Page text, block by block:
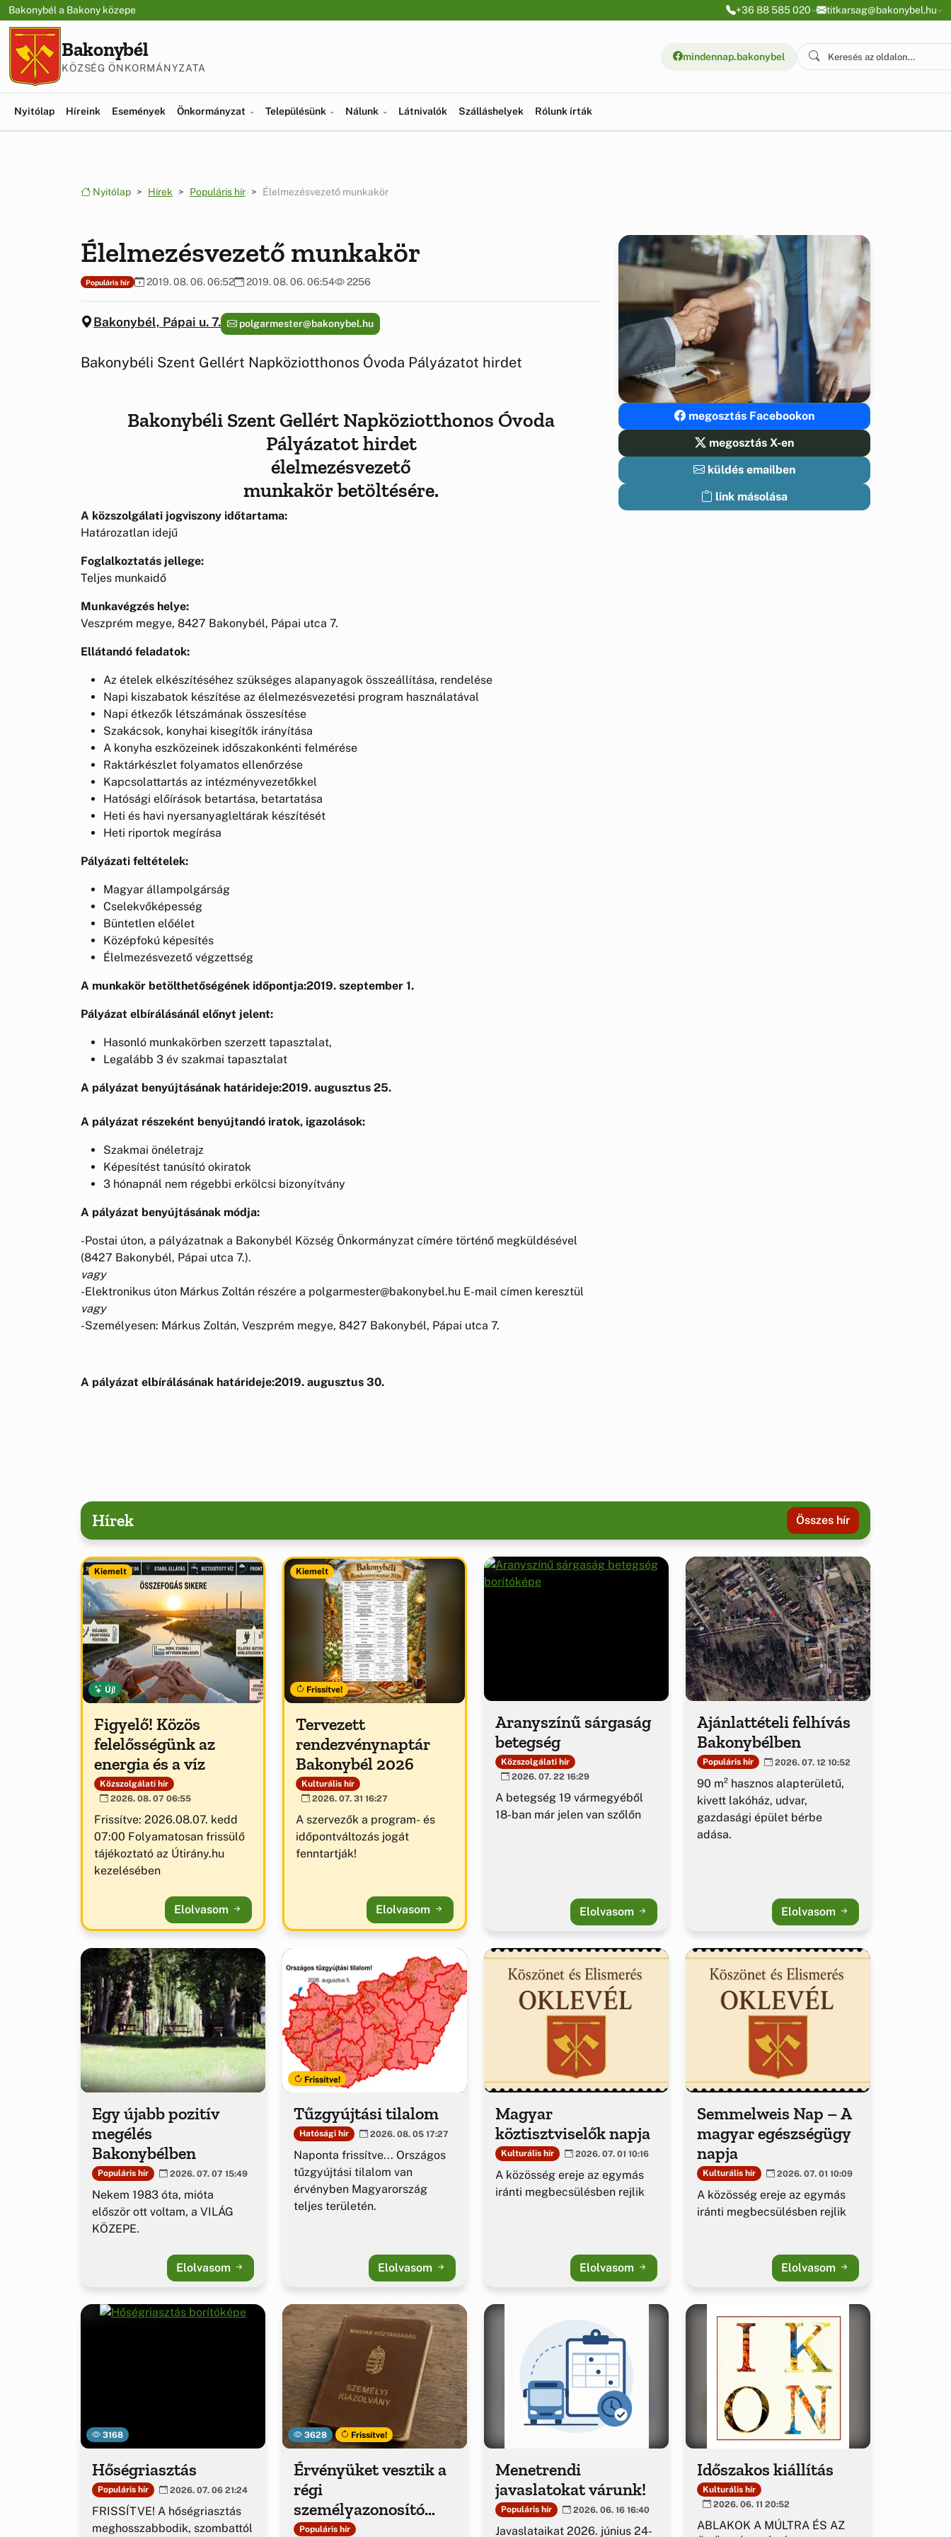
Ugrás a menüre
Ugrás a tartalomra
Bakonybél a Bakony közepe +36 88 585 020 titkarsag@bakonybel.hu
Bakonybél
KÖZSÉG ÖNKORMÁNYZATA
mindennap.bakonybel
Nyitólap Híreink Események Önkormányzat Településünk Nálunk Látnivalók Szálláshelyek Rólunk írták
Nyitólap Hírek Populáris hír Élelmezésvezető munkakör
Élelmezésvezető munkakör
Populáris hír 2019. 08. 06. 06:52 2019. 08. 06. 06:54 2256
Bakonybél, Pápai u. 7. polgarmester@bakonybel.hu
Bakonybéli Szent Gellért Napköziotthonos Óvoda Pályázatot hirdet
Bakonybéli Szent Gellért Napköziotthonos Óvoda
Pályázatot hirdet
élelmezésvezető
munkakör betöltésére.
A közszolgálati jogviszony időtartama:
Határozatlan idejű
Foglalkoztatás jellege:
Teljes munkaidő
Munkavégzés helye:
Veszprém megye, 8427 Bakonybél, Pápai utca 7.
Ellátandó feladatok:
Az ételek elkészítéséhez szükséges alapanyagok összeállítása, rendelése
Napi kiszabatok készítése az élelmezésvezetési program használatával
Napi étkezők létszámának összesítése
Szakácsok, konyhai kisegítők irányítása
A konyha eszközeinek időszakonkénti felmérése
Raktárkészlet folyamatos ellenőrzése
Kapcsolattartás az intézményvezetőkkel
Hatósági előírások betartása, betartatása
Heti és havi nyersanyagleltárak készítését
Heti riportok megírása
Pályázati feltételek:
Magyar állampolgárság
Cselekvőképesség
Büntetlen előélet
Középfokú képesítés
Élelmezésvezető végzettség
A munkakör betölthetőségének időpontja:2019. szeptember 1.
Pályázat elbírálásánál előnyt jelent:
Hasonló munkakörben szerzett tapasztalat,
Legalább 3 év szakmai tapasztalat
A pályázat benyújtásának határideje:2019. augusztus 25.
A pályázat részeként benyújtandó iratok, igazolások:
Szakmai önéletrajz
Képesítést tanúsító okiratok
3 hónapnál nem régebbi erkölcsi bizonyítvány
A pályázat benyújtásának módja:
-Postai úton, a pályázatnak a Bakonybél Község Önkormányzat címére történő megküldésével
(8427 Bakonybél, Pápai utca 7.).
vagy
-Elektronikus úton Márkus Zoltán részére a polgarmester@bakonybel.hu E-mail címen keresztül
vagy
-Személyesen: Márkus Zoltán, Veszprém megye, 8427 Bakonybél, Pápai utca 7.
A pályázat elbírálásának határideje:2019. augusztus 30.
megosztás Facebookon
megosztás X-en
küldés emailben
link másolása
Hírek Összes hír
Kiemelt
Új!
Figyelő! Közös
felelősségünk az
energia és a víz
Közszolgálati hír
2026. 08. 07 06:55
Frissítve: 2026.08.07. kedd
07:00 Folyamatosan frissülő
tájékoztató az Útirány.hu
kezelésében
Elolvasom
Kiemelt
Frissítve!
Tervezett
rendezvénynaptár
Bakonybél 2026
Kulturális hír
2026. 07. 31 16:27
A szervezők a program- és
időpontváltozás jogát
fenntartják!
Elolvasom
Aranyszínű sárgaság
betegség
Közszolgálati hír
2026. 07. 22 16:29
A betegség 19 vármegyéből
18-ban már jelen van szőlőn
Elolvasom
Ajánlattételi felhívás
Bakonybélben
Populáris hír 2026. 07. 12 10:52
90 m² hasznos alapterületű,
kivett lakóház, udvar,
gazdasági épület bérbe
adása.
Elolvasom
Egy újabb pozitív
megélés
Bakonybélben
Populáris hír 2026. 07. 07 15:49
Nekem 1983 óta, mióta
először ott voltam, a VILÁG
KÖZEPE.
Elolvasom
Frissítve!
Tűzgyújtási tilalom
Hatósági hír 2026. 08. 05 17:27
Naponta frissítve... Országos
tűzgyújtási tilalom van
érvényben Magyarország
teljes területén.
Elolvasom
Magyar
köztisztviselők napja
Kulturális hír 2026. 07. 01 10:16
A közösség ereje az egymás
iránti megbecsülésben rejlik
Elolvasom
Semmelweis Nap – A
magyar egészségügy
napja
Kulturális hír 2026. 07. 01 10:09
A közösség ereje az egymás
iránti megbecsülésben rejlik
Elolvasom
3168
Hőségriasztás
Populáris hír 2026. 07. 06 21:24
FRISSÍTVE! A hőségriasztás
meghosszabbodik, szombattól
3628 Frissítve!
Érvényüket vesztik a
régi
személyazonosító
igazolványok
Populáris hír
Menetrendi
javaslatokat várunk!
Populáris hír 2026. 06. 16 16:40
Javaslataikat 2026. június 24-
Időszakos kiállítás
Kulturális hír
2026. 06. 11 20:52
ABLAKOK A MÚLTRA ÉS AZ